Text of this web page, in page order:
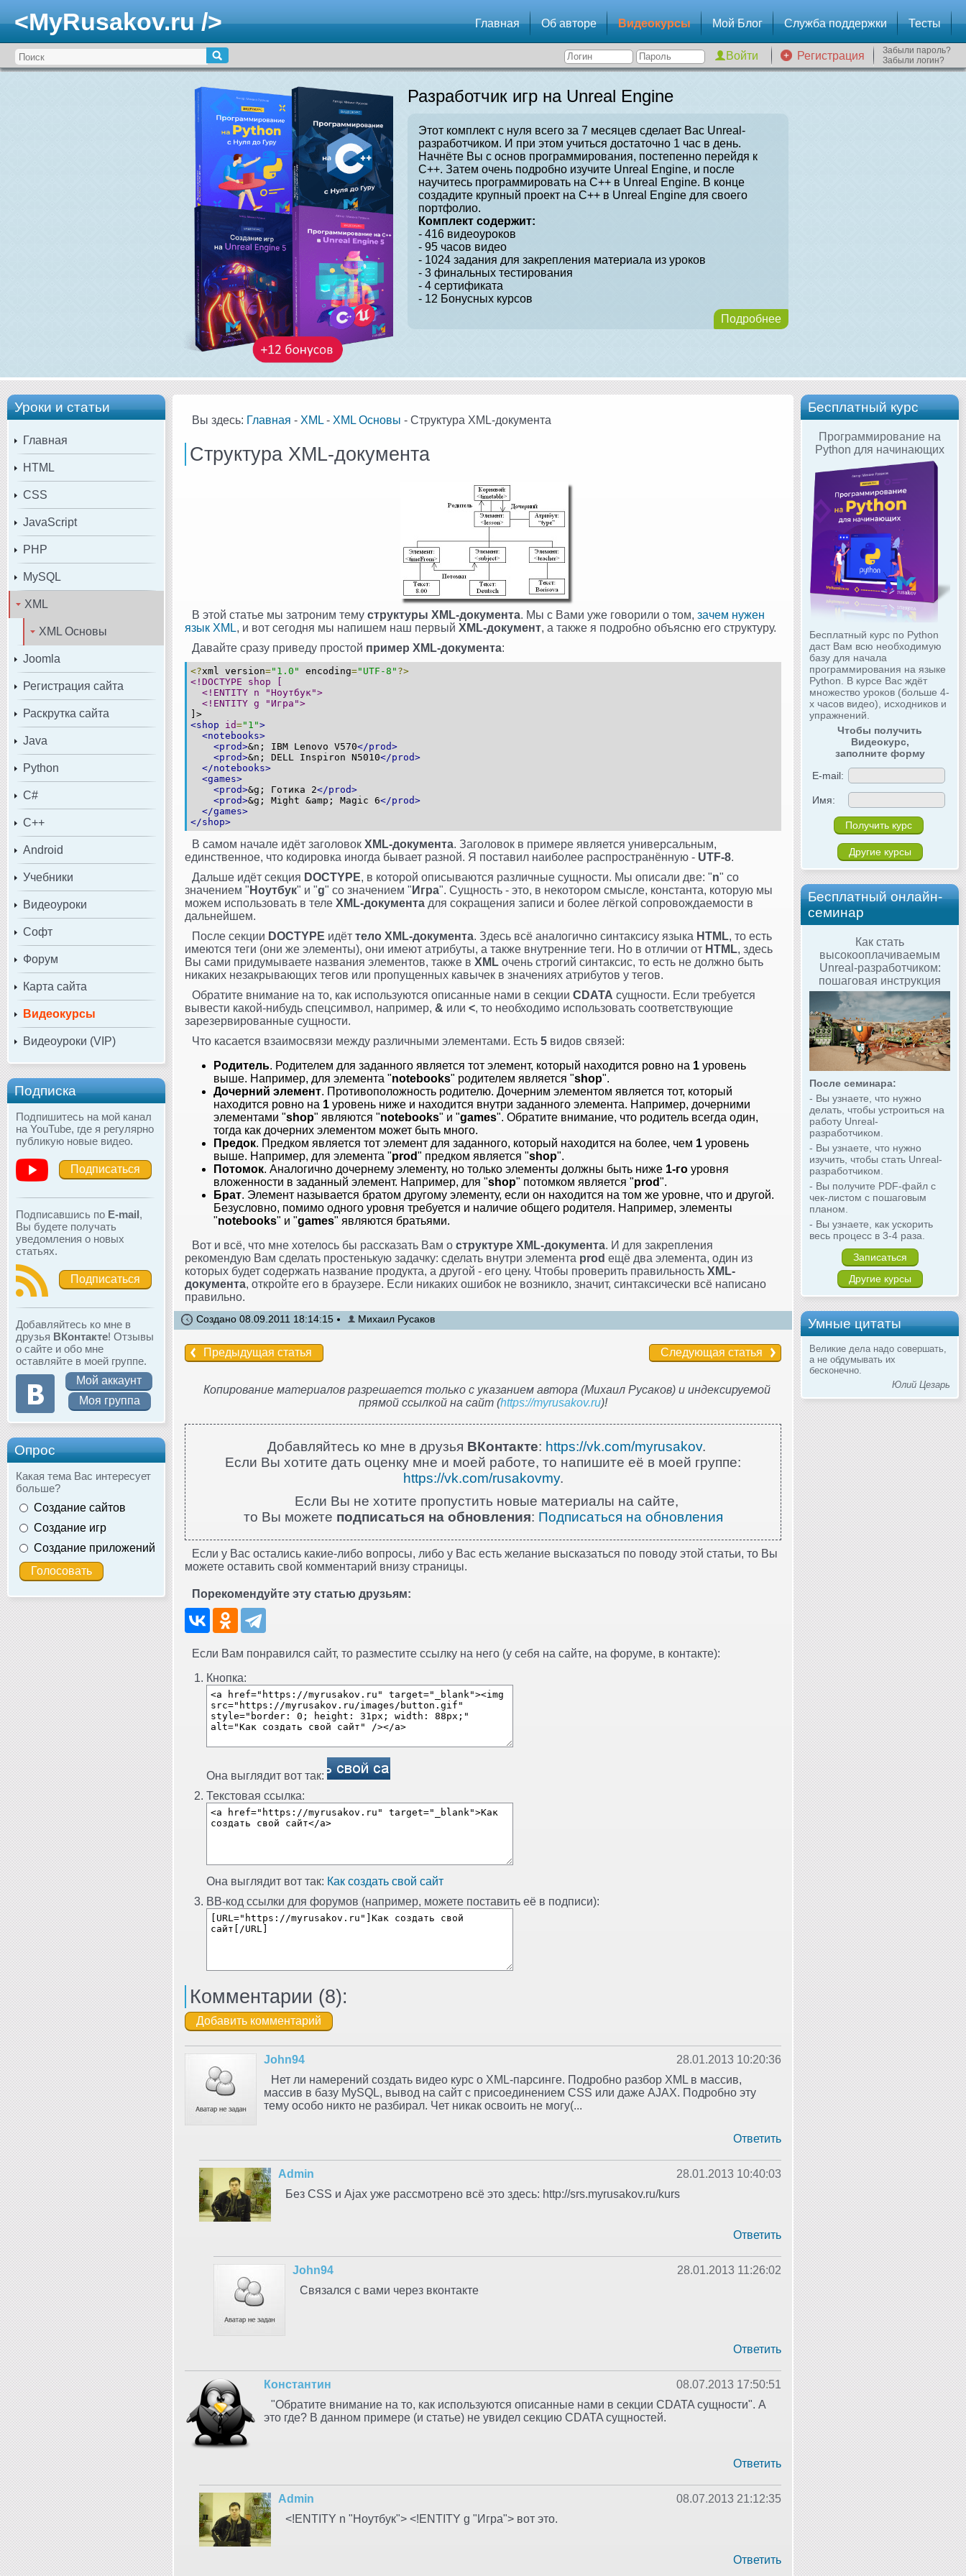
<MyRusakov.ru /> Главная Об авторе Видеокурсы Мой Блог Служба поддержки Тесты
Регистрация
Забыли пароль?
Забыли логин?
Разработчик игр на Unreal Engine
Этот комплект с нуля всего за 7 месяцев сделает Вас Unreal-
разработчиком. И при этом учиться достаточно 1 час в день.
Начнёте Вы с основ программирования, постепенно перейдя к
C++. Затем очень подробно изучите Unreal Engine, и после
научитесь программировать на C++ в Unreal Engine. В конце
создадите крупный проект на C++ в Unreal Engine для своего
портфолио.
Комплект содержит:
- 416 видеоуроков
- 95 часов видео
- 1024 задания для закрепления материала из уроков
- 3 финальных тестирования
- 4 сертификата
- 12 Бонусных курсов
Подробнее
Уроки и статьи
Главная
HTML
CSS
JavaScript
PHP
MySQL
XML
XML Основы
Joomla
Регистрация сайта
Раскрутка сайта
Java
Python
C#
C++
Android
Учебники
Видеоуроки
Софт
Форум
Карта сайта
Видеокурсы
Видеоуроки (VIP)
Подписка
Подпишитесь на мой канал
на YouTube, где я регулярно
публикую новые видео.
Подписаться
Подписавшись по E-mail,
Вы будете получать
уведомления о новых
статьях.
Подписаться
Добавляйтесь ко мне в
друзья ВКонтакте! Отзывы
о сайте и обо мне
оставляйте в моей группе.
Мой аккаунт
Моя группа
Опрос
Какая тема Вас интересует
больше?
Создание сайтов
Создание игр
Создание приложений
Бесплатный курс
Программирование на
Python для начинающих
Бесплатный курс по Python
даст Вам всю необходимую
базу для начала
программирования на языке
Python. В курсе Вас ждёт
множество уроков (больше 4-
х часов видео), исходников и
упражнений.
Чтобы получить
Видеокурс,
заполните форму
E-mail:
Имя:
Другие курсы
Бесплатный онлайн-
семинар
Как стать
высокооплачиваемым
Unreal-разработчиком:
пошаговая инструкция
После семинара:
- Вы узнаете, что нужно
делать, чтобы устроиться на
работу Unreal-
разработчиком.
- Вы узнаете, что нужно
изучить, чтобы стать Unreal-
разработчиком.
- Вы получите PDF-файл с
чек-листом с пошаговым
планом.
- Вы узнаете, как ускорить
весь процесс в 3-4 раза.
Записаться
Другие курсы
Умные цитаты
Великие дела надо совершать,
а не обдумывать их
бесконечно.
Юлий Цезарь
Вы здесь: Главная - XML - XML Основы - Структура XML-документа
Структура XML-документа
В этой статье мы затроним тему структуры XML-документа. Мы с Вами уже говорили о том, зачем нужен
язык XML, и вот сегодня мы напишем наш первый XML-документ, а также я подробно объясню его структуру.
Давайте сразу приведу простой пример XML-документа:
<?xml version="1.0" encoding="UTF-8" ?>
<!DOCTYPE shop [
<!ENTITY n "Ноутбук">
<!ENTITY g "Игра">
]>
<shop
id="1">
<notebooks>
<prod>&n; IBM Lenovo V570</prod>
<prod>&n; DELL Inspiron N5010</prod>
</notebooks>
<games>
<prod>&g; Готика 2</prod>
<prod>&g; Might &amp; Magic 6</prod>
</games>
</shop>
В самом начале идёт заголовок XML-документа. Заголовок в примере является универсальным,
единственное, что кодировка иногда бывает разной. Я поставил наиболее распространённую - UTF-8.
Дальше идёт секция DOCTYPE, в которой описываются различные сущности. Мы описали две: "n" со
значением " Ноутбук" и "g" со значением " Игра". Сущность - это, в некотором смысле, константа, которую мы
можем использовать в теле XML-документа для сокращения записи и более лёгкой сопровождаемости в
дальнейшем.
После секции DOCTYPE идёт тело XML-документа. Здесь всё аналогично синтаксису языка HTML, то есть
имеются теги (они же элементы), они имеют атрибуты, а также внутренние теги. Но в отличии от HTML, здесь
Вы сами придумываете названия элементов, также в XML очень строгий синтаксис, то есть не должно быть
никаких незакрывающих тегов или пропущенных кавычек в значениях атрибутов у тегов.
Обратите внимание на то, как используются описанные нами в секции CDATA сущности. Если требуется
вывести какой-нибудь спецсимвол, например, & или <, то необходимо использовать соответствующие
зарезервированные сущности.
Что касается взаимосвязи между различными элементами. Есть 5 видов связей:
Родитель. Родителем для заданного является тот элемент, который находится ровно на 1 уровень
выше. Например, для элемента "notebooks" родителем является "shop".
Дочерний элемент. Противоположность родителю. Дочерним элементом является тот, который
находится ровно на 1 уровень ниже и находится внутри заданного элемента. Например, дочерними
элементами "shop" являются "notebooks" и "games". Обратите внимание, что родитель всегда один,
тогда как дочерних элементом может быть много.
Предок. Предком является тот элемент для заданного, который находится на более, чем 1 уровень
выше. Например, для элемента "prod" предком является "shop".
Потомок. Аналогично дочернему элементу, но только элементы должны быть ниже 1-го уровня
вложенности в заданный элемент. Например, для "shop" потомком является "prod".
Брат. Элемент называется братом другому элементу, если он находится на том же уровне, что и другой.
Безусловно, помимо одного уровня требуется и наличие общего родителя. Например, элементы
"notebooks" и "games" являются братьями.
Вот и всё, что мне хотелось бы рассказать Вам о структуре XML-документа. И для закрепления
рекомендую Вам сделать простенькую задачку: сделать внутри элемента prod ещё два элемента, один из
которых будет содержать название продукта, а другой - его цену. Чтобы проверить правильность XML-
документа, откройте его в браузере. Если никаких ошибок не возникло, значит, синтаксически всё написано
правильно.
Создано 08.09.2011 18:14:15 Михаил Русаков
Предыдущая статья Следующая статья
Копирование материалов разрешается только с указанием автора (Михаил Русаков) и индексируемой
прямой ссылкой на сайт (https://myrusakov.ru)!
Добавляйтесь ко мне в друзья ВКонтакте: https://vk.com/myrusakov.
Если Вы хотите дать оценку мне и моей работе, то напишите её в моей группе:
https://vk.com/rusakovmy.
Если Вы не хотите пропустить новые материалы на сайте,
то Вы можете подписаться на обновления: Подписаться на обновления
Если у Вас остались какие-либо вопросы, либо у Вас есть желание высказаться по поводу этой статьи, то Вы
можете оставить свой комментарий внизу страницы.
Порекомендуйте эту статью друзьям:
Если Вам понравился сайт, то разместите ссылку на него (у себя на сайте, на форуме, в контакте):
Кнопка:
Она выглядит вот так:
Текстовая ссылка:
Она выглядит вот так: Как создать свой сайт
BB-код ссылки для форумов (например, можете поставить её в подписи):
Комментарии (8):
John94
28.01.2013 10:20:36
Нет ли намерений создать видео курс о XML-парсинге. Подробно разбор XML в массив,
массив в базу MySQL, вывод на сайт с присоединением CSS или даже AJAX. Подробно эту
тему особо никто не разбирал. Чет никак освоить не могу(...
Ответить
Admin
28.01.2013 10:40:03
Без CSS и Ajax уже рассмотрено всё это здесь: http://srs.myrusakov.ru/kurs
Ответить
John94
28.01.2013 11:26:02
Связался с вами через вконтакте
Ответить
Константин
08.07.2013 17:50:51
"Обратите внимание на то, как используются описанные нами в секции CDATA сущности". А
это где? В данном примере (и статье) не увидел секцию CDATA сущностей.
Ответить
Admin
08.07.2013 21:12:35
<!ENTITY n "Ноутбук"> <!ENTITY g "Игра"> вот это.
Ответить